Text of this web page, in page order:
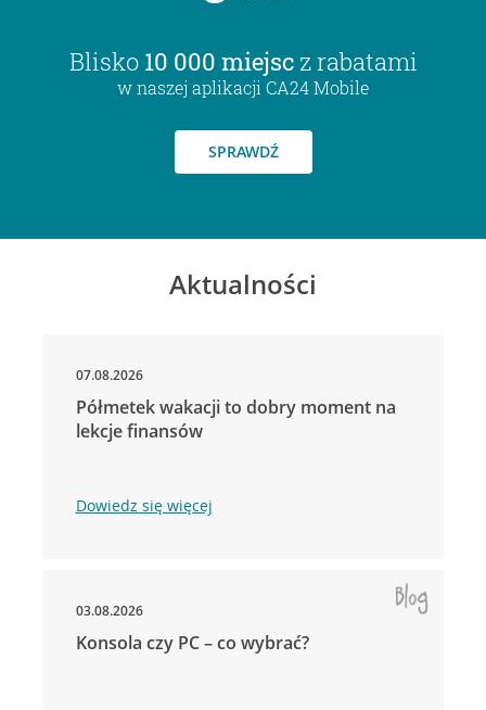
Blisko 10 000 miejsc z rabatami
w naszej aplikacji CA24 Mobile
SPRAWDŹ
Aktualności
07.08.2026
Półmetek wakacji to dobry moment na
lekcje finansów
Dowiedz się więcej
03.08.2026
Konsola czy PC – co wybrać?